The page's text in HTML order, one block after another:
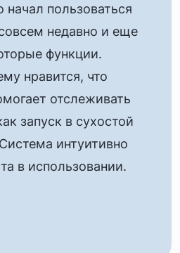
начал пользоваться
недавно и еще
функции.
нравится, что
отслеживать
запуск в сухостой
интуитивно
в использовании.